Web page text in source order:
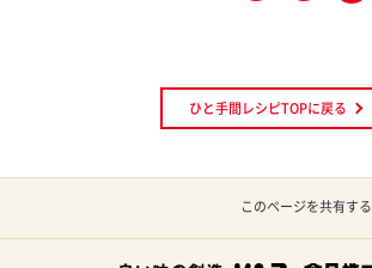
ひと手間レシピTOPに戻る
このページを共有する